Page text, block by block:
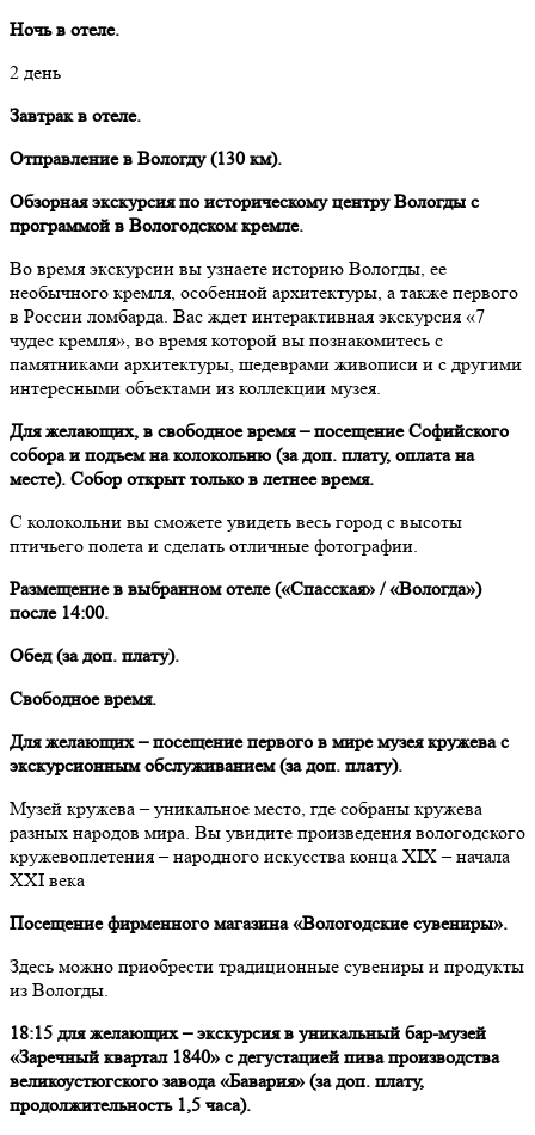
Ночь в отеле.
2 день
Завтрак в отеле.
Отправление в Вологду (130 км).
Обзорная экскурсия по историческому центру Вологды с
программой в Вологодском кремле.
Во время экскурсии вы узнаете историю Вологды, ее
необычного кремля, особенной архитектуры, а также первого
в России ломбарда. Вас ждет интерактивная экскурсия «7
чудес кремля», во время которой вы познакомитесь с
памятниками архитектуры, шедеврами живописи и с другими
интересными объектами из коллекции музея.
Для желающих, в свободное время – посещение Софийского
собора и подъем на колокольню (за доп. плату, оплата на
месте). Собор открыт только в летнее время.
С колокольни вы сможете увидеть весь город с высоты
птичьего полета и сделать отличные фотографии.
Размещение в выбранном отеле («Спасская» / «Вологда»)
после 14:00.
Обед (за доп. плату).
Свободное время.
Для желающих – посещение первого в мире музея кружева c
экскурсионным обслуживанием (за доп. плату).
Музей кружева – уникальное место, где собраны кружева
разных народов мира. Вы увидите произведения вологодского
кружевоплетения – народного искусства конца XIX – начала
XXI века
Посещение фирменного магазина «Вологодские сувениры».
Здесь можно приобрести традиционные сувениры и продукты
из Вологды.
18:15 для желающих – экскурсия в уникальный бар-музей
«Заречный квартал 1840» с дегустацией пива производства
великоустюгского завода «Бавария» (за доп. плату,
продолжительность 1,5 часа).